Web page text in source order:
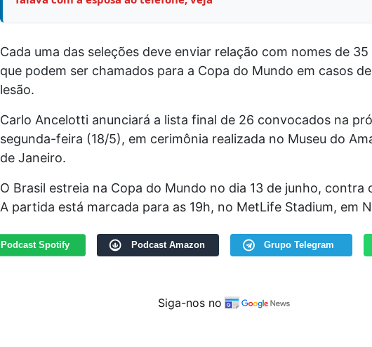
Cada uma das seleções deve enviar relação com nomes de
que podem ser chamados para a Copa do Mundo em casos
lesão.
Carlo Ancelotti anunciará a lista final de 26 convocados na
segunda-feira (18/5), em cerimônia realizada no Museu do
de Janeiro.
O Brasil estreia na Copa do Mundo no dia 13 de junho, contra
A partida está marcada para as 19h, no MetLife Stadium, em
Podcast Spotify Podcast Amazon Grupo Telegram
Siga-nos no